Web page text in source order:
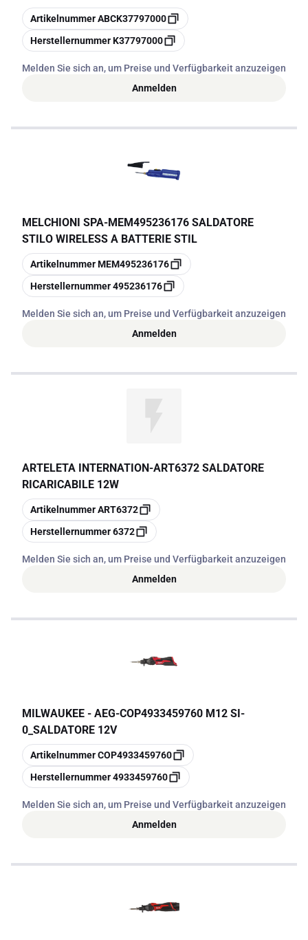
Kopieren
ArtikelnummerABCK37797000
Kopieren
HerstellernummerK37797000
Melden Sie sich an, um Preise und Verfügbarkeit anzuzeigen
Anmelden
MELCHIONI SPA-MEM495236176 SALDATORE
STILO WIRELESS A BATTERIE STIL
Kopieren
ArtikelnummerMEM495236176
Kopieren
Herstellernummer495236176
Melden Sie sich an, um Preise und Verfügbarkeit anzuzeigen
Anmelden
ARTELETA INTERNATION-ART6372 SALDATORE
RICARICABILE 12W
Kopieren
ArtikelnummerART6372
Kopieren
Herstellernummer6372
Melden Sie sich an, um Preise und Verfügbarkeit anzuzeigen
Anmelden
MILWAUKEE - AEG-COP4933459760 M12 SI-
0_SALDATORE 12V
Kopieren
ArtikelnummerCOP4933459760
Kopieren
Herstellernummer4933459760
Melden Sie sich an, um Preise und Verfügbarkeit anzuzeigen
Anmelden